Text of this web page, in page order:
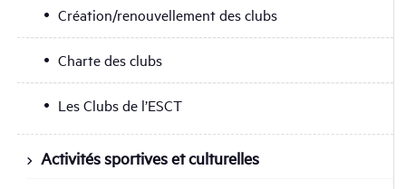
Création/renouvellement des clubs
Charte des clubs
Les Clubs de l’ESCT
Activités sportives et culturelles